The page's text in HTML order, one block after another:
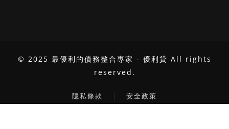
© 2025 最優利的債務整合專家 - 優利貸 All rights
reserved.
隱私條款 安全政策